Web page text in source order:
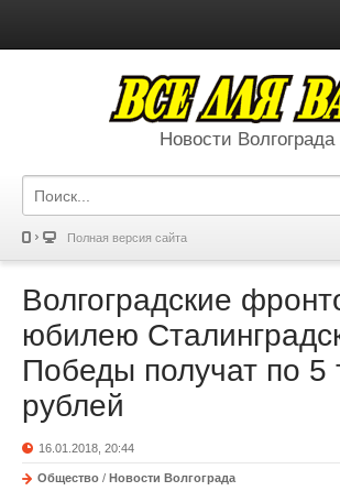
Новости Волгограда
Полная версия сайта
Волгоградские
юбилею
Победы получат по 5
рублей
16.01.2018, 20:44
Общество / Новости Волгограда